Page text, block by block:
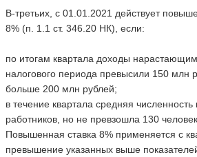
В-третьих, с 01.01.2021 действует
8% (п. 1.1 ст. 346.20 НК), если:
по итогам квартала доходы
налогового периода превысили 150 млн
больше 200 млн рублей;
в течение квартала средняя
работников, но не превзошла 130 человек.
Повышенная ставка 8% применяется с
превышение указанных выше